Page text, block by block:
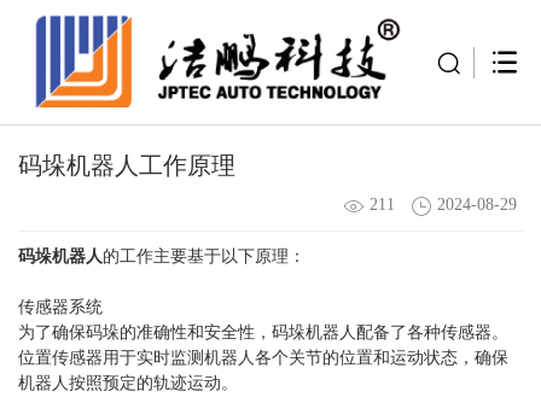
码垛机器人工作原理
211 2024-08-29
码垛机器人 的工作主要基于以下原理：
传感器系统
为了确保码垛的准确性和安全性，码垛机器人配备了各种传感器。
位置传感器用于实时监测机器人各个关节的位置和运动状态，确保
机器人按照预定的轨迹运动。